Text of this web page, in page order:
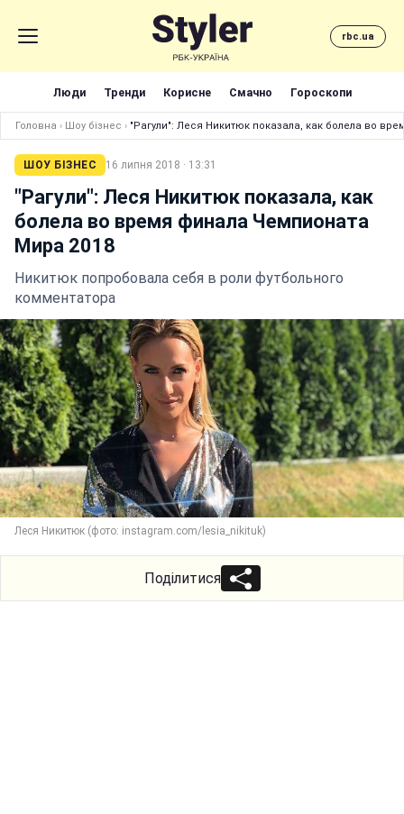
rbc.ua
Люди Тренди Корисне Смачно Гороскопи
Головна › Шоу бізнес › "Рагули": Леся Никитюк показала, как болела во
ШОУ БІЗНЕС 16 липня 2018 · 13:31
"Рагули": Леся Никитюк показала, как
болела во время финала Чемпионата
Мира 2018
Никитюк попробовала себя в роли футбольного
комментатора
Леся Никитюк (фото: instagram.com/lesia_nikituk)
Поділитися